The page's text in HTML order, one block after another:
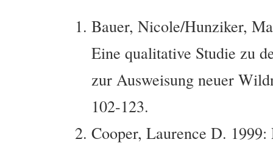
Bauer, Nicole/Hunziker,
Eine qualitative Studie zu
zur Ausweisung neuer
102-123.
Cooper, Laurence D.